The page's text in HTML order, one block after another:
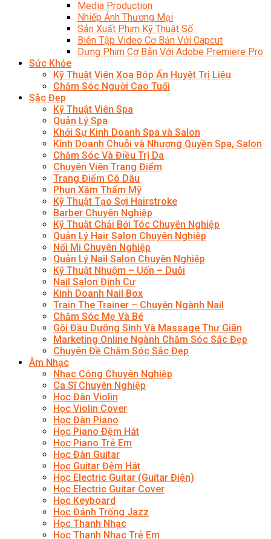
Media Production
Nhiếp Ảnh Thương Mại
Sản Xuất Phim Kỹ Thuật Số
Biên Tập Video Cơ Bản Với Capcut
Dựng Phim Cơ Bản Với Adobe Premiere Pro
Sức Khỏe
Kỹ Thuật Viên Xoa Bóp Ấn Huyệt Trị Liệu
Chăm Sóc Người Cao Tuổi
Sắc Đẹp
Kỹ Thuật Viên Spa
Quản Lý Spa
Khởi Sự Kinh Doanh Spa và Salon
Kinh Doanh Chuỗi và Nhượng Quyền Spa, Salon
Chăm Sóc Và Điều Trị Da
Chuyên Viên Trang Điểm
Trang Điểm Cô Dâu
Phun Xăm Thẩm Mỹ
Kỹ Thuật Tạo Sợi Hairstroke
Barber Chuyên Nghiệp
Kỹ Thuật Chải Bới Tóc Chuyên Nghiệp
Quản Lý Hair Salon Chuyên Nghiệp
Nối Mi Chuyên Nghiệp
Quản Lý Nail Salon Chuyên Nghiệp
Kỹ Thuật Nhuộm – Uốn – Duỗi
Nail Salon Định Cư
Kinh Doanh Nail Box
Train The Trainer – Chuyên Ngành Nail
Chăm Sóc Mẹ Và Bé
Gội Đầu Dưỡng Sinh Và Massage Thư Giãn
Marketing Online Ngành Chăm Sóc Sắc Đẹp
Chuyên Đề Chăm Sóc Sắc Đẹp
Âm Nhạc
Nhạc Công Chuyên Nghiệp
Ca Sĩ Chuyên Nghiệp
Học Đàn Violin
Học Violin Cover
Học Đàn Piano
Học Piano Đệm Hát
Học Piano Trẻ Em
Học Đàn Guitar
Học Guitar Đệm Hát
Học Electric Guitar (Guitar Điện)
Học Electric Guitar Cover
Học Keyboard
Học Đánh Trống Jazz
Học Thanh Nhạc
Học Thanh Nhạc Trẻ Em